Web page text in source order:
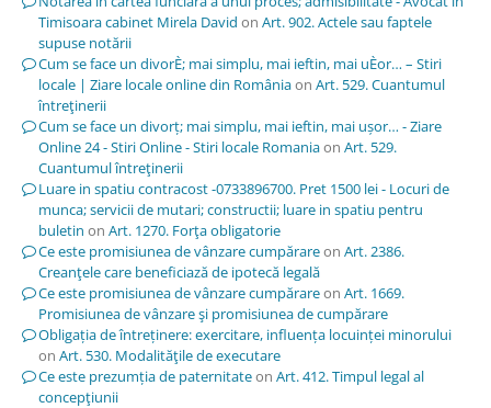
Timisoara cabinet Mirela David on Art. 902. Actele sau faptele
supuse notării
Cum se face un divorÈ; mai simplu, mai ieftin, mai uÈor… – Stiri
locale | Ziare locale online din Româniaon Art. 529. Cuantumul
întreţinerii
Cum se face un divorț; mai simplu, mai ieftin, mai ușor… - Ziare
Online 24 - Stiri Online - Stiri locale Romaniaon Art. 529.
Cuantumul întreţinerii
Luare in spatiu contracost -0733896700. Pret 1500 lei - Locuri de
munca; servicii de mutari; constructii; luare in spatiu pentru
buletin on Art. 1270. Forţa obligatorie
Ce este promisiunea de vânzare cumpărareon Art. 2386.
Creanţele care beneficiază de ipotecă legală
Ce este promisiunea de vânzare cumpărareon Art. 1669.
Promisiunea de vânzare şi promisiunea de cumpărare
Obligația de întreținere: exercitare, influența locuinței minorului
on Art. 530. Modalităţile de executare
Ce este prezumția de paternitateon Art. 412. Timpul legal al
concepţiunii